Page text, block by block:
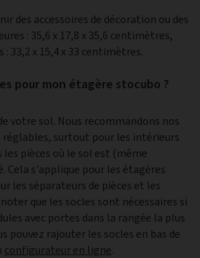
des accessoires de décoration ou des
: 35,6 x 17,8 x 35,6 centimètres,
33,2 x 15,4 x 33 centimètres.
pour mon étagère stocubo ?
votre sol. Nous recommandons nos
réglables, surtout pour les intérieurs
pièces où le sol est (même
Cela s'applique pour les étagères
les séparateurs de pièces et les
que les socles sont nécessaires si
avec portes dans la rangée la plus
pouvez rajouter les socles en bas de
configurateur en ligne.